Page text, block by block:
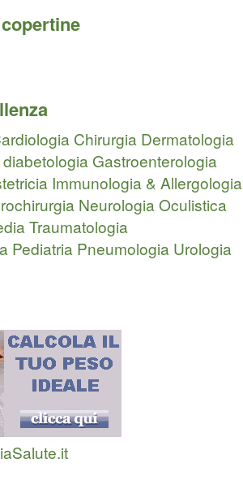
Chirurgia Dermatologia
Gastroenterologia
Immunologia & Allergologia
NeurologiaOculistica
Traumatologia
Pediatria Pneumologia Urologia